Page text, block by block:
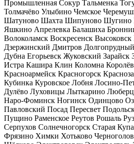
Промышленная Сокур Тальменка
Толмачёво Улыбино Чемское
Шатуново Шахта Шипуново Шугино
Яшкино Апрелевка Балашиха
Волоколамск Воскресенск Высоковск
Дзержинский Дмитров Долгопрудный
Дубна Егорьевск Жуковский Зарайск
Истра Кашира Клин Коломна Королёв
Красноармейск Красногорск
Кубинка Куровское Лобня Лосино-
Дулёво Луховицы Лыткарино
Наро-Фоминск Ногинск Одинцово
Павловский Посад Пересвет
Пущино Раменское Реутов Рошаль
Серпухов Солнечногорск Старая
Фрязино Химки Хотьково